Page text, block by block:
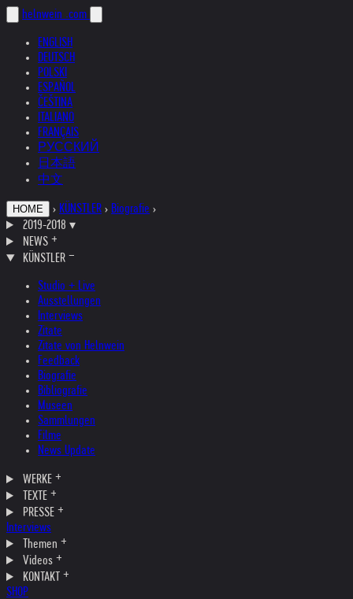
helnwein .com
ENGLISH
DEUTSCH
POLSKI
ESPAÑOL
ČEŠTINA
ITALIANO
FRANÇAIS
РУССКИЙ
日本語
中文
HOME › KÜNSTLER › Biografie ›
2019-2018 ▾
NEWS
KÜNSTLER
Studio + Live
Ausstellungen
Interviews
Zitate
Zitate von Helnwein
Feedback
Biografie
Bibliografie
Museen
Sammlungen
Filme
News Update
WERKE
TEXTE
PRESSE
Interviews
Themen
Videos
KONTAKT
SHOP